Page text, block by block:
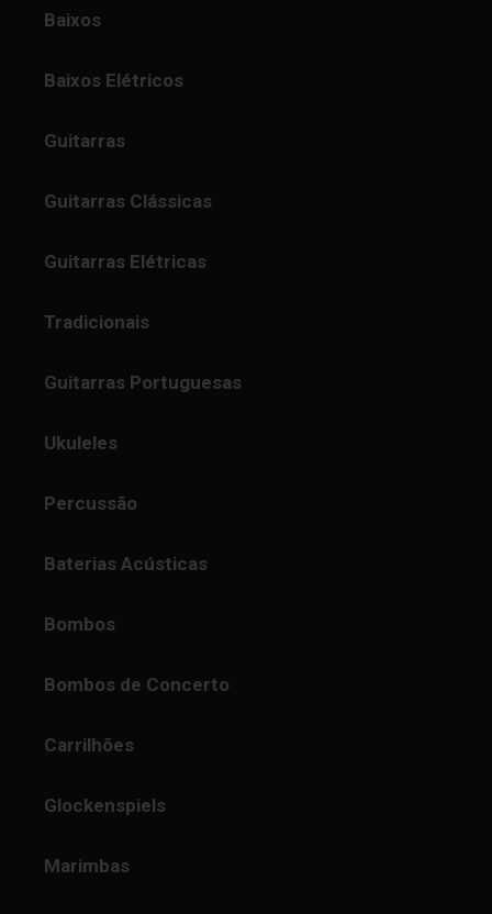
Baixos
Baixos Elétricos
Guitarras
Guitarras Clássicas
Guitarras Elétricas
Tradicionais
Guitarras Portuguesas
Ukuleles
Percussão
Baterias Acústicas
Bombos
Bombos de Concerto
Carrilhões
Glockenspiels
Marimbas